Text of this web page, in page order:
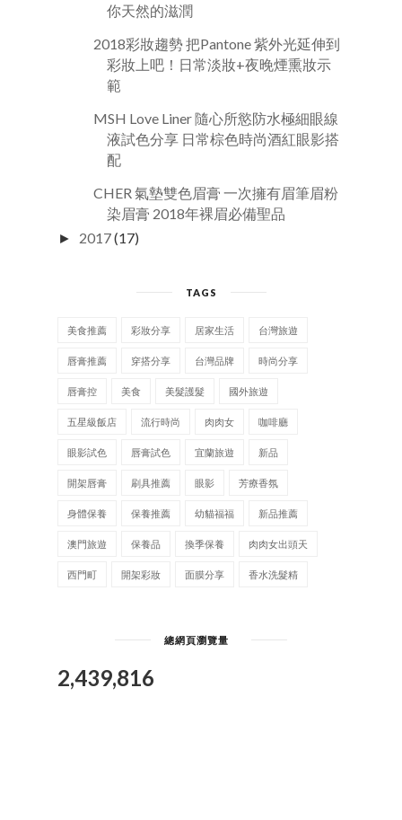
你天然的滋潤
2018彩妝趨勢 把Pantone 紫外光延伸到
彩妝上吧！日常淡妝+夜晚煙熏妝示
範
MSH Love Liner 隨心所慾防水極細眼線
液試色分享 日常棕色時尚酒紅眼影搭
配
CHER 氣墊雙色眉膏 一次擁有眉筆眉粉
染眉膏 2018年裸眉必備聖品
► 2017(17)
TAGS
美食推薦 彩妝分享 居家生活 台灣旅遊
唇膏推薦 穿搭分享 台灣品牌 時尚分享
唇膏控 美食 美髮護髮 國外旅遊
五星級飯店 流行時尚 肉肉女 咖啡廳
眼影試色 唇膏試色 宜蘭旅遊 新品
開架唇膏 刷具推薦 眼影 芳療香氛
身體保養 保養推薦 幼貓福福 新品推薦
澳門旅遊 保養品 換季保養 肉肉女出頭天
西門町 開架彩妝 面膜分享 香水洗髮精
總網頁瀏覽量
2,439,816